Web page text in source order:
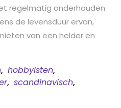
regelmatig onderhouden
de levensduur ervan,
van een helder en
, hobbyisten,
, scandinavisch,